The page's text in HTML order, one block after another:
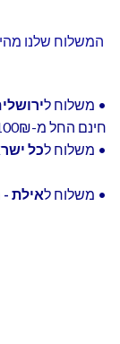
• משלוח ל
חינם החל מ-100₪ הזמנה.
• משלוח לכל
• משלוח לאילת -